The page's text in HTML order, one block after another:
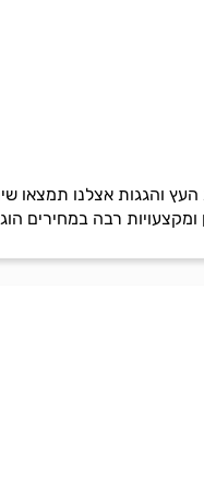
והגגות אצלנו תמצאו
רבה במחירים